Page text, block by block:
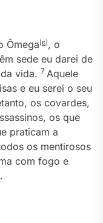
Ômega[c], o
sede eu darei de
vida. 7 Aquele
e eu serei o seu
os covardes,
os que
praticam a
os mentirosos
com fogo e